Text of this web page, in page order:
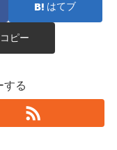
はてブ
コピー
する